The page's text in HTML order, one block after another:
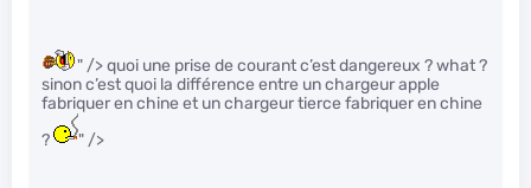
" /> quoi une prise de courant c’est dangereux ? what ?
sinon c’est quoi la différence entre un chargeur apple
fabriquer en chine et un chargeur tierce fabriquer en chine
?
" />